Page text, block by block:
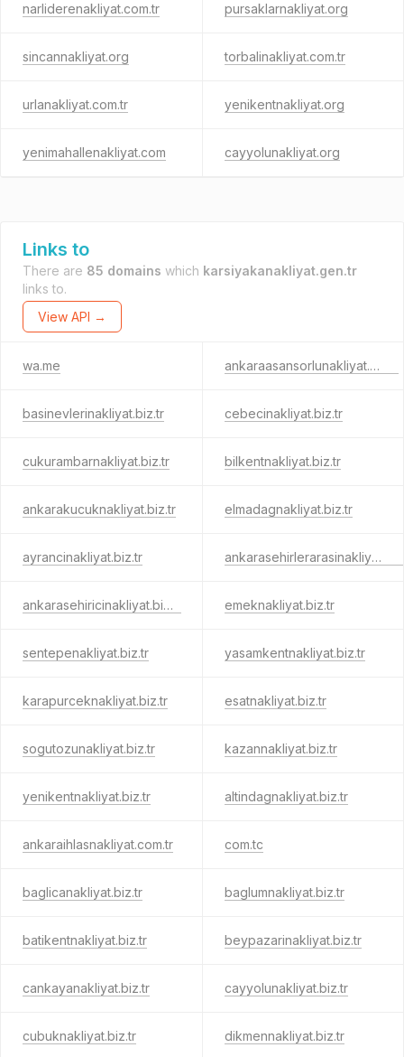
narliderenakliyat.com.tr pursaklarnakliyat.org
sincannakliyat.org torbalinakliyat.com.tr
urlanakliyat.com.tr yenikentnakliyat.org
yenimahallenakliyat.com cayyolunakliyat.org
Links to
There are 85 domains which karsiyakanakliyat.gen.tr
links to.
View API →
wa.me ankaraasansorlunakliyat.biz.tr
basinevlerinakliyat.biz.tr cebecinakliyat.biz.tr
cukurambarnakliyat.biz.tr bilkentnakliyat.biz.tr
ankarakucuknakliyat.biz.tr elmadagnakliyat.biz.tr
ayrancinakliyat.biz.tr ankarasehirlerarasinakliyat.biz.tr
ankarasehiricinakliyat.biz.tr emeknakliyat.biz.tr
sentepenakliyat.biz.tr yasamkentnakliyat.biz.tr
karapurceknakliyat.biz.tr esatnakliyat.biz.tr
sogutozunakliyat.biz.tr kazannakliyat.biz.tr
yenikentnakliyat.biz.tr altindagnakliyat.biz.tr
ankaraihlasnakliyat.com.tr com.tc
baglicanakliyat.biz.tr baglumnakliyat.biz.tr
batikentnakliyat.biz.tr beypazarinakliyat.biz.tr
cankayanakliyat.biz.tr cayyolunakliyat.biz.tr
cubuknakliyat.biz.tr dikmennakliyat.biz.tr